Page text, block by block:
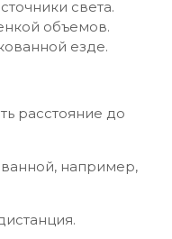
света.
объемов.
езде.
расстояние до
например,